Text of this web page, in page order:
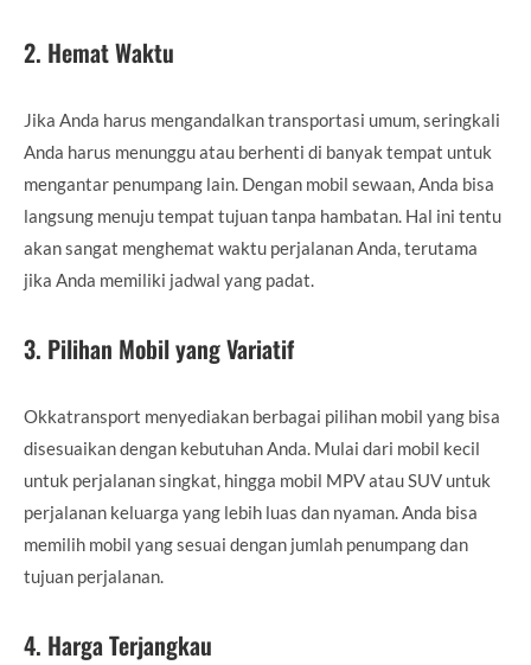
2. Hemat Waktu
Jika Anda harus mengandalkan transportasi umum, seringkali
Anda harus menunggu atau berhenti di banyak tempat untuk
mengantar penumpang lain. Dengan mobil sewaan, Anda bisa
langsung menuju tempat tujuan tanpa hambatan. Hal ini tentu
akan sangat menghemat waktu perjalanan Anda, terutama
jika Anda memiliki jadwal yang padat.
3. Pilihan Mobil yang Variatif
Okkatransport menyediakan berbagai pilihan mobil yang bisa
disesuaikan dengan kebutuhan Anda. Mulai dari mobil kecil
untuk perjalanan singkat, hingga mobil MPV atau SUV untuk
perjalanan keluarga yang lebih luas dan nyaman. Anda bisa
memilih mobil yang sesuai dengan jumlah penumpang dan
tujuan perjalanan.
4. Harga Terjangkau